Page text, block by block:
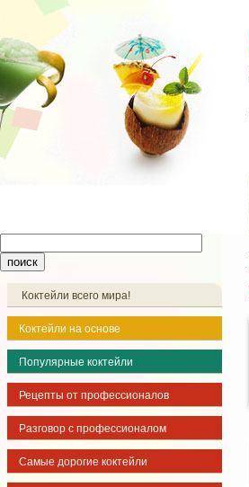
Коктейли всего мира!
Коктейли на основе
Популярные коктейли
Рецепты от профессионалов
Разговор с профессионалом
Самые дорогие коктейли